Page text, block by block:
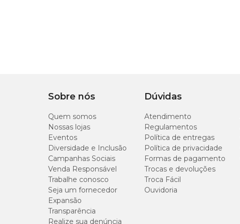
Sobre nós
Quem somos
Nossas lojas
Eventos
Diversidade e Inclusão
Campanhas Sociais
Venda Responsável
Trabalhe conosco
Seja um fornecedor
Expansão
Transparência
Realize sua denúncia
Dúvidas
Atendimento
Regulamentos
Política de entregas
Política de privacidade
Formas de pagamento
Trocas e devoluções
Troca Fácil
Ouvidoria